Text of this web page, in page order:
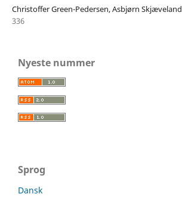
Christoffer Green-Pedersen, Asbjørn Skjæveland
336
Nyeste nummer
Sprog
Dansk